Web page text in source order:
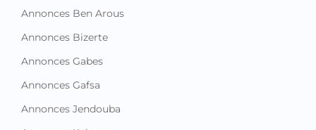
Annonces Ben Arous
Annonces Bizerte
Annonces Gabes
Annonces Gafsa
Annonces Jendouba